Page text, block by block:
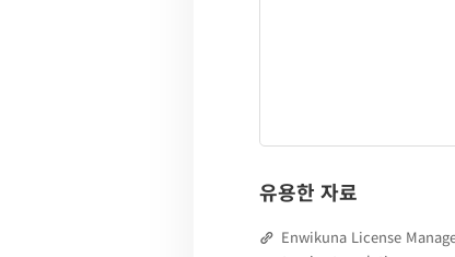
유용한 자료
Enwikuna License